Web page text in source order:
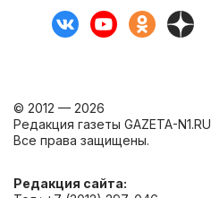
© 2012 — 2026
Редакция газеты GAZETA-N1.RU
Все права защищены.
Редакция сайта: